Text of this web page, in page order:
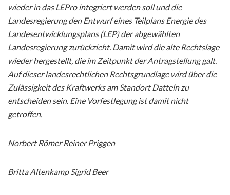
wieder in das LEPro integriert werden soll und die
Landesregierung den Entwurf eines Teilplans Energie des
Landesentwicklungsplans (LEP) der abgewählten
Landesregierung zurückzieht. Damit wird die alte Rechtslage
wieder hergestellt, die im Zeitpunkt der Antragstellung galt.
Auf dieser landesrechtlichen Rechtsgrundlage wird über die
Zulässigkeit des Kraftwerks am Standort Datteln zu
entscheiden sein. Eine Vorfestlegung ist damit nicht
getroffen.
Norbert Römer Reiner Priggen
Britta Altenkamp Sigrid Beer